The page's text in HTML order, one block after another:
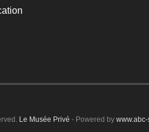
Le Musée Privé - Powered by